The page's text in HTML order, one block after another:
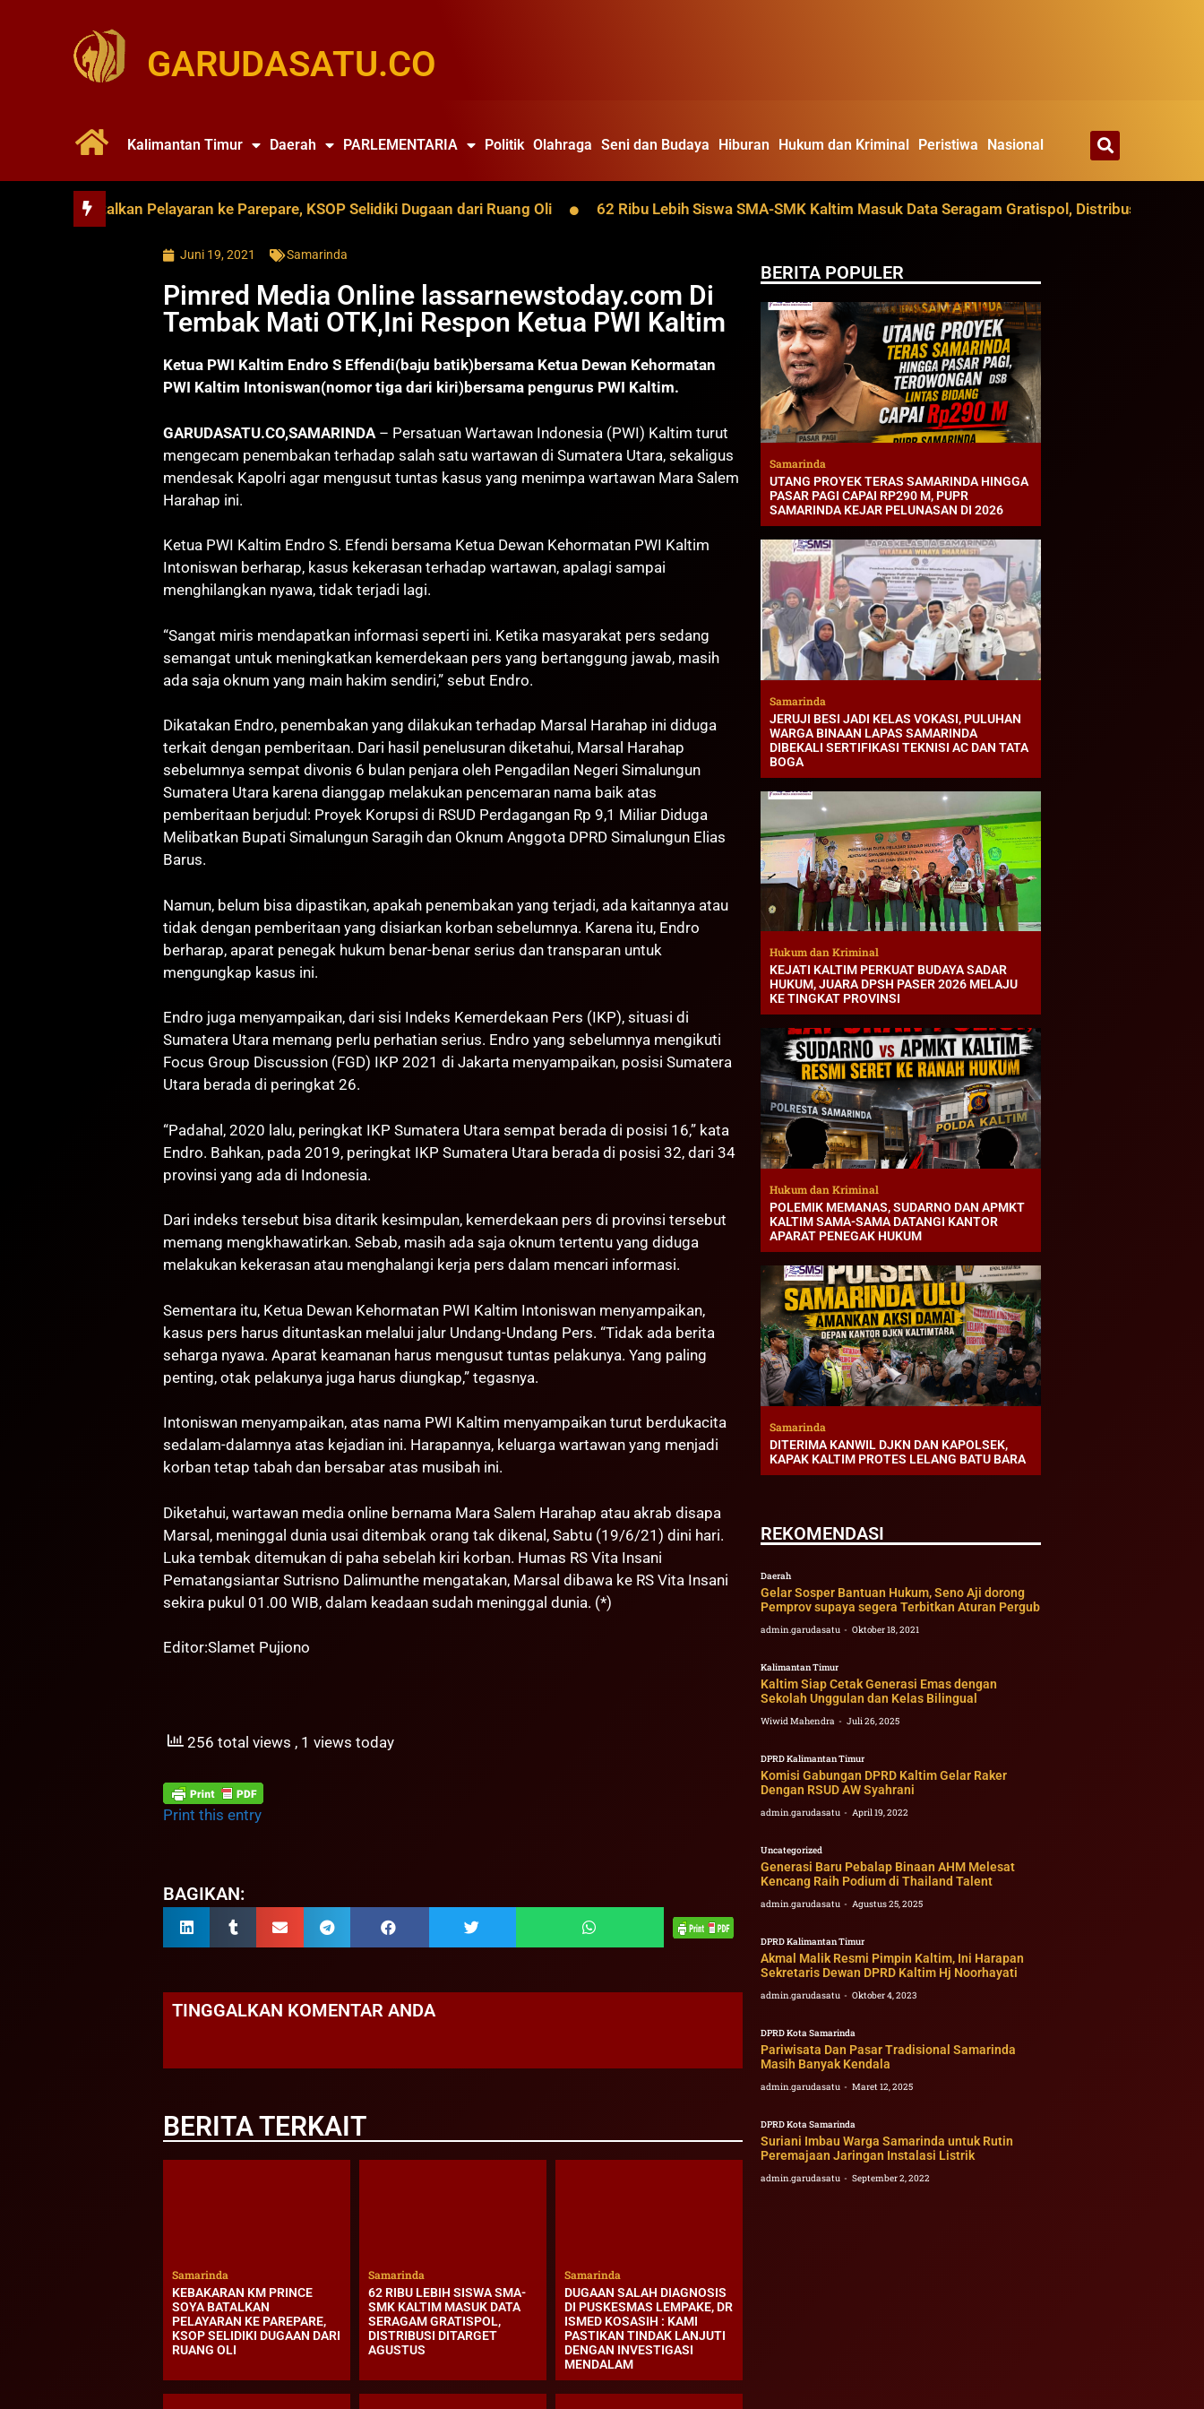
GARUDASATU.CO
Kalimantan Timur Daerah PARLEMENTARIA Politik Olahraga Seni dan Budaya Hiburan Hukum dan Kriminal Peristiwa Nasional
Soya Batalkan Pelayaran ke Parepare, KSOP Selidiki Dugaan dari Ruang Oli 62 Ribu Lebih Siswa SMA-SMK Kaltim Masuk Data Seragam Gratispol, Distribusi Ditarget
Juni 19, 2021 Samarinda
Pimred Media Online lassarnewstoday.com Di
Tembak Mati OTK,Ini Respon Ketua PWI Kaltim
Ketua PWI Kaltim Endro S Effendi(baju batik)bersama Ketua Dewan Kehormatan
PWI Kaltim Intoniswan(nomor tiga dari kiri)bersama pengurus PWI Kaltim.
GARUDASATU.CO,SAMARINDA – Persatuan Wartawan Indonesia (PWI) Kaltim turut
mengecam penembakan terhadap salah satu wartawan di Sumatera Utara, sekaligus
mendesak Kapolri agar mengusut tuntas kasus yang menimpa wartawan Mara Salem
Harahap ini.
Ketua PWI Kaltim Endro S. Efendi bersama Ketua Dewan Kehormatan PWI Kaltim
Intoniswan berharap, kasus kekerasan terhadap wartawan, apalagi sampai
menghilangkan nyawa, tidak terjadi lagi.
“Sangat miris mendapatkan informasi seperti ini. Ketika masyarakat pers sedang
semangat untuk meningkatkan kemerdekaan pers yang bertanggung jawab, masih
ada saja oknum yang main hakim sendiri,” sebut Endro.
Dikatakan Endro, penembakan yang dilakukan terhadap Marsal Harahap ini diduga
terkait dengan pemberitaan. Dari hasil penelusuran diketahui, Marsal Harahap
sebelumnya sempat divonis 6 bulan penjara oleh Pengadilan Negeri Simalungun
Sumatera Utara karena dianggap melakukan pencemaran nama baik atas
pemberitaan berjudul: Proyek Korupsi di RSUD Perdagangan Rp 9,1 Miliar Diduga
Melibatkan Bupati Simalungun Saragih dan Oknum Anggota DPRD Simalungun Elias
Barus.
Namun, belum bisa dipastikan, apakah penembakan yang terjadi, ada kaitannya atau
tidak dengan pemberitaan yang disiarkan korban sebelumnya. Karena itu, Endro
berharap, aparat penegak hukum benar-benar serius dan transparan untuk
mengungkap kasus ini.
Endro juga menyampaikan, dari sisi Indeks Kemerdekaan Pers (IKP), situasi di
Sumatera Utara memang perlu perhatian serius. Endro yang sebelumnya mengikuti
Focus Group Discussion (FGD) IKP 2021 di Jakarta menyampaikan, posisi Sumatera
Utara berada di peringkat 26.
“Padahal, 2020 lalu, peringkat IKP Sumatera Utara sempat berada di posisi 16,” kata
Endro. Bahkan, pada 2019, peringkat IKP Sumatera Utara berada di posisi 32, dari 34
provinsi yang ada di Indonesia.
Dari indeks tersebut bisa ditarik kesimpulan, kemerdekaan pers di provinsi tersebut
memang mengkhawatirkan. Sebab, masih ada saja oknum tertentu yang diduga
melakukan kekerasan atau menghalangi kerja pers dalam mencari informasi.
Sementara itu, Ketua Dewan Kehormatan PWI Kaltim Intoniswan menyampaikan,
kasus pers harus dituntaskan melalui jalur Undang-Undang Pers. “Tidak ada berita
seharga nyawa. Aparat keamanan harus mengusut tuntas pelakunya. Yang paling
penting, otak pelakunya juga harus diungkap,” tegasnya.
Intoniswan menyampaikan, atas nama PWI Kaltim menyampaikan turut berdukacita
sedalam-dalamnya atas kejadian ini. Harapannya, keluarga wartawan yang menjadi
korban tetap tabah dan bersabar atas musibah ini.
Diketahui, wartawan media online bernama Mara Salem Harahap atau akrab disapa
Marsal, meninggal dunia usai ditembak orang tak dikenal, Sabtu (19/6/21) dini hari.
Luka tembak ditemukan di paha sebelah kiri korban. Humas RS Vita Insani
Pematangsiantar Sutrisno Dalimunthe mengatakan, Marsal dibawa ke RS Vita Insani
sekira pukul 01.00 WIB, dalam keadaan sudah meninggal dunia. (*)
Editor:Slamet Pujiono
256 total views , 1 views today
Print this entry
BAGIKAN:
TINGGALKAN KOMENTAR ANDA
BERITA TERKAIT
Samarinda
KEBAKARAN KM PRINCE
SOYA BATALKAN
PELAYARAN KE PAREPARE,
KSOP SELIDIKI DUGAAN DARI
RUANG OLI
Samarinda
62 RIBU LEBIH SISWA SMA-
SMK KALTIM MASUK DATA
SERAGAM GRATISPOL,
DISTRIBUSI DITARGET
AGUSTUS
Samarinda
DUGAAN SALAH DIAGNOSIS
DI PUSKESMAS LEMPAKE, DR
ISMED KOSASIH : KAMI
PASTIKAN TINDAK LANJUTI
DENGAN INVESTIGASI
MENDALAM
BERITA POPULER
Samarinda
UTANG PROYEK TERAS SAMARINDA HINGGA
PASAR PAGI CAPAI RP290 M, PUPR
SAMARINDA KEJAR PELUNASAN DI 2026
Samarinda
JERUJI BESI JADI KELAS VOKASI, PULUHAN
WARGA BINAAN LAPAS SAMARINDA
DIBEKALI SERTIFIKASI TEKNISI AC DAN TATA
BOGA
Hukum dan Kriminal
KEJATI KALTIM PERKUAT BUDAYA SADAR
HUKUM, JUARA DPSH PASER 2026 MELAJU
KE TINGKAT PROVINSI
Hukum dan Kriminal
POLEMIK MEMANAS, SUDARNO DAN APMKT
KALTIM SAMA-SAMA DATANGI KANTOR
APARAT PENEGAK HUKUM
Samarinda
DITERIMA KANWIL DJKN DAN KAPOLSEK,
KAPAK KALTIM PROTES LELANG BATU BARA
REKOMENDASI
Daerah
Gelar Sosper Bantuan Hukum, Seno Aji dorong
Pemprov supaya segera Terbitkan Aturan Pergub
admin.garudasatu Oktober 18, 2021
Kalimantan Timur
Kaltim Siap Cetak Generasi Emas dengan
Sekolah Unggulan dan Kelas Bilingual
Wiwid Mahendra Juli 26, 2025
DPRD Kalimantan Timur
Komisi Gabungan DPRD Kaltim Gelar Raker
Dengan RSUD AW Syahrani
admin.garudasatu April 19, 2022
Uncategorized
Generasi Baru Pebalap Binaan AHM Melesat
Kencang Raih Podium di Thailand Talent
admin.garudasatu Agustus 25, 2025
DPRD Kalimantan Timur
Akmal Malik Resmi Pimpin Kaltim, Ini Harapan
Sekretaris Dewan DPRD Kaltim Hj Noorhayati
admin.garudasatu Oktober 4, 2023
DPRD Kota Samarinda
Pariwisata Dan Pasar Tradisional Samarinda
Masih Banyak Kendala
admin.garudasatu Maret 12, 2025
DPRD Kota Samarinda
Suriani Imbau Warga Samarinda untuk Rutin
Peremajaan Jaringan Instalasi Listrik
admin.garudasatu September 2, 2022